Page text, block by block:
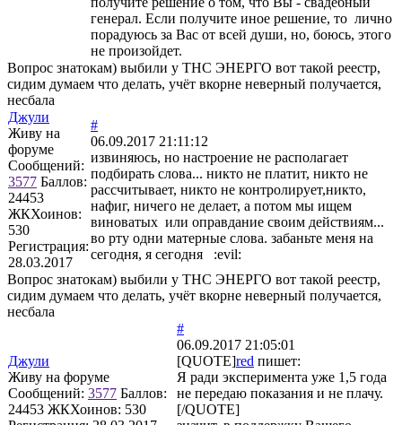
генерал. Если получите иное решение, то лично
порадуюсь за Вас от всей души, но, боюсь, этого
не произойдет.
Вопрос знатокам) выбили у ТНС ЭНЕРГО вот такой реестр,
сидим думаем что делать, учёт вкорне неверный получается,
несбала
Джули
Живу на
форуме
Сообщений:
3577 Баллов:
24453
ЖКХоинов:
530
Регистрация:
28.03.2017
#
06.09.2017 21:11:12
извиняюсь, но настроение не располагает
подбирать слова... никто не платит, никто не
рассчитывает, никто не контролирует,никто,
нафиг, ничего не делает, а потом мы ищем
виноватых или оправдание своим действиям...
во рту одни матерные слова. забаньте меня на
сегодня, я сегодня :evil:
Вопрос знатокам) выбили у ТНС ЭНЕРГО вот такой реестр,
сидим думаем что делать, учёт вкорне неверный получается,
несбала
Джули
Живу на форуме
Сообщений: 3577 Баллов:
24453 ЖКХоинов: 530
#
06.09.2017 21:05:01
[QUOTE]red пишет:
Я ради эксперимента уже 1,5 года
не передаю показания и не плачу.
[/QUOTE]